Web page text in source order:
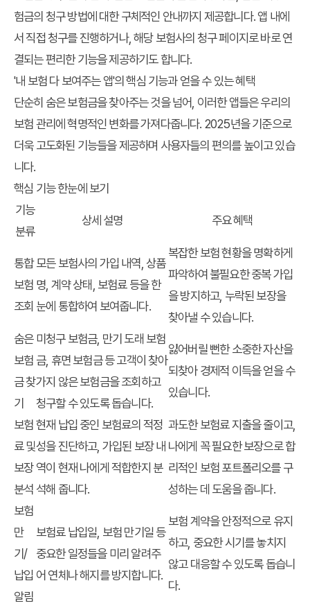
험금의 청구 방법에 대한 구체적인 안내까지 제공합니다. 앱 내에
서 직접 청구를 진행하거나, 해당 보험사의 청구 페이지로 바로 연
결되는 편리한 기능을 제공하기도 합니다.
'내 보험 다 보여주는 앱'의 핵심 기능과 얻을 수 있는 혜택
단순히 숨은 보험금을 찾아주는 것을 넘어, 이러한 앱들은 우리의
보험 관리에 혁명적인 변화를 가져다줍니다. 2025년을 기준으로
더욱 고도화된 기능들을 제공하며 사용자들의 편의를 높이고 있습
니다.
핵심 기능 한눈에 보기
기능
분류
상세 설명 주요 혜택
통합
보험
조회
모든 보험사의 가입 내역, 상품
명, 계약 상태, 보험료 등을 한
눈에 통합하여 보여줍니다.
복잡한 보험 현황을 명확하게
파악하여 불필요한 중복 가입
을 방지하고, 누락된 보장을
찾아낼 수 있습니다.
숨은
보험
금 찾
기
미청구 보험금, 만기 도래 보험
금, 휴면 보험금 등 고객이 찾아
가지 않은 보험금을 조회하고
청구할 수 있도록 돕습니다.
잃어버릴 뻔한 소중한 자산을
되찾아 경제적 이득을 얻을 수
있습니다.
보험
료 및
보장
분석
현재 납입 중인 보험료의 적정
성을 진단하고, 가입된 보장 내
역이 현재 나에게 적합한지 분
석해 줍니다.
과도한 보험료 지출을 줄이고,
나에게 꼭 필요한 보장으로 합
리적인 보험 포트폴리오를 구
성하는 데 도움을 줍니다.
보험
만
기/
납입
알림
보험료 납입일, 보험 만기일 등
중요한 일정들을 미리 알려주
어 연체나 해지를 방지합니다.
보험 계약을 안정적으로 유지
하고, 중요한 시기를 놓치지
않고 대응할 수 있도록 돕습니
다.